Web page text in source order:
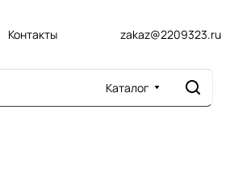
Контакты zakaz@2209323.ru
Каталог